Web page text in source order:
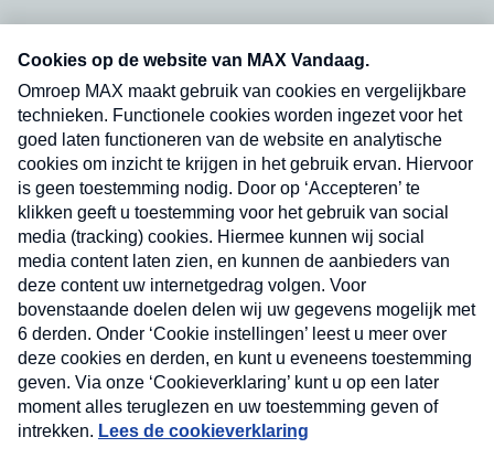
nieuwsbrief. Elke vrijdag- en dinsdagochtend in
uw mailbox.
Verzend
Nieuwsbrief
Neem hier een gratis abonnement op onze
nieuwsbrief. Elke vrijdag- en dinsdagochtend in uw